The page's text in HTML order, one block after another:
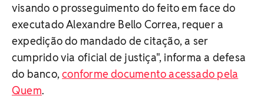
visando o prosseguimento do feito em face do
executado Alexandre Bello Correa, requer a
expedição do mandado de citação, a ser
cumprido via oficial de justiça", informa a defesa
do banco,conforme documento acessado pela
Quem.